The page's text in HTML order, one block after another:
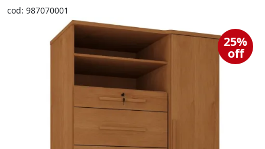
cod: 987070001
25%
off